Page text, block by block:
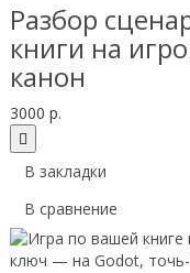
Разбор
книги на
канон
3000 р.
В закладки
В сравнение